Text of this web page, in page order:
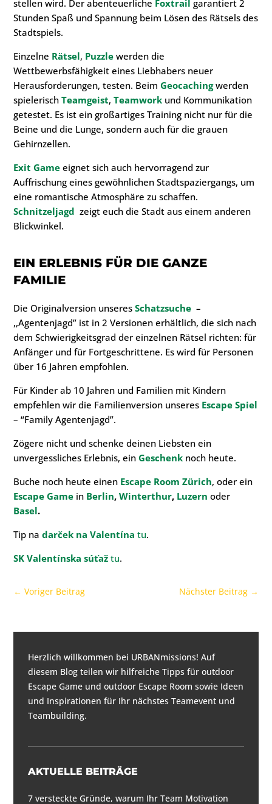
stellen wird. Der abenteuerliche Foxtrail garantiert 2
Stunden Spaß und Spannung beim Lösen des Rätsels des
Stadtspiels.
Einzelne Rätsel, Puzzle werden die
Wettbewerbsfähigkeit eines Liebhabers neuer
Herausforderungen, testen. BeimGeocachingwerden
spielerischTeamgeist,Teamwork und Kommunikation
getestet. Es ist ein großartiges Training nicht nur für die
Beine und die Lunge, sondern auch für die grauen
Gehirnzellen.
Exit Game eignet sich auch hervorragend zur
Auffrischung eines gewöhnlichen Stadtspaziergangs, um
eine romantische Atmosphäre zu schaffen.
Schnitzeljagd zeigt euch die Stadt aus einem anderen
Blickwinkel.
EIN ERLEBNIS FÜR DIE GANZE
FAMILIE
Die Originalversion unseresSchatzsuche –
,,Agentenjagd” ist in 2 Versionen erhältlich, die sich nach
dem Schwierigkeitsgrad der einzelnen Rätsel richten: für
Anfänger und für Fortgeschrittene. Es wird für Personen
über 16 Jahren empfohlen.
Für Kinder ab 10 Jahren und Familien mit Kindern
empfehlen wir die Familienversion unseres Escape Spiel
– “Family Agentenjagd”.
Zögere nicht und schenke deinen Liebsten ein
unvergessliches Erlebnis, einGeschenk noch heute.
Buche noch heute einen Escape Room Zürich, oder ein
Escape Game in Berlin,Winterthur, Luzernoder
Basel.
Tip nadarček na Valentína tu.
SK Valentínska súťaž tu.
←Voriger Beitrag Nächster Beitrag→
Herzlich willkommen bei URBANmissions! Auf
diesem Blog teilen wir hilfreiche Tipps füroutdoor
Escape Game und outdoor Escape Room sowie Ideen
und Inspirationen für Ihr nächstes Teamevent und
Teambuilding.
AKTUELLE BEITRÄGE
7 versteckte Gründe, warum Ihr Team Motivation